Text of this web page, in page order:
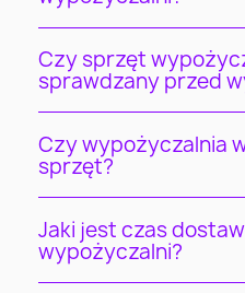
Czy sprzęt
sprawdzany przed
Czy wypożyczalnia
sprzęt?
Jaki jest czas
wypożyczalni?